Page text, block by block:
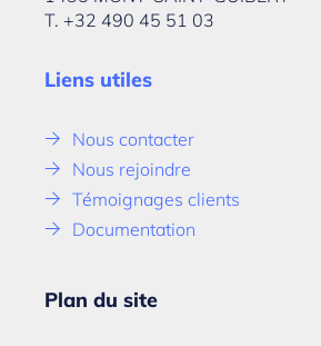
T. +32 490 45 51 03
Liens utiles
Nous contacter
Nous rejoindre
Témoignages clients
Documentation
Plan du site